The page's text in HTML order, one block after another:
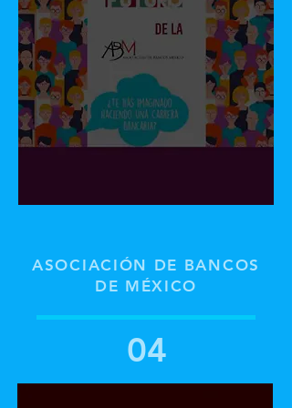
ASOCIACIÓN DE BANCOS
DE MÉXICO
04